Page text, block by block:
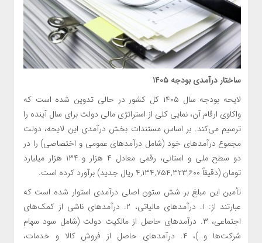
ساختار درآمدی بودجه
لایحه بودجه سال ۱۴۰۵ کل کشور در حالی تدوین شده است که
واکاوی ارقام آن، نمایی کلی از استراتژی مالی دولت برای سال آینده را
ترسیم می‌کند. بر اساس مستندات بخش درآمدی این لایحه، دولت
مجموع درآمدهای خود (شامل درآمدهای عمومی و اختصاصی) را در
دو سطح ملی و استانی، رقمی معادل ۴ هزار و ۱۳۴ هزار میلیارد
تومان (دقیقاً۴,۱۳۴,۷۵۴,۳۲۳,۶۰۰
ریال جدید) برآورد کرده است.
تأمین این مبلغ بر شش ستون اصلی درآمدی استوار شده است که
عبارتند از: ۱. درآمدهای مالیاتی، ۲. درآمدهای ناشی از کمک‌های
اجتماعی، ۳. درآمدهای حاصل از مالکیت دولت (شامل سود سهام
شرکت‌ها و…)، ۴. درآمدهای حاصل از فروش کالا و خدمات،